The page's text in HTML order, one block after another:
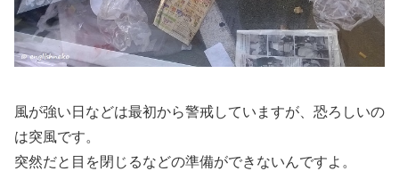
風が強い日などは最初から警戒していますが、恐ろしいの
は突風です。
突然だと目を閉じるなどの準備ができないんですよ。